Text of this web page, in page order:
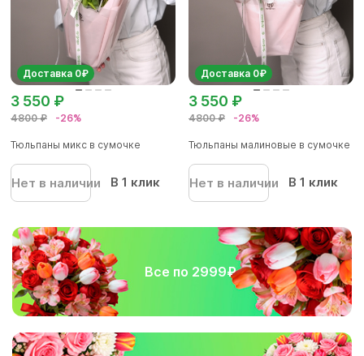
Доставка 0₽
4800 ₽ -26%
3 550 ₽
Тюльпаны микс в сумочке
Нет в наличии В 1 клик
Доставка 0₽
4800 ₽ -26%
3 550 ₽
Тюльпаны малиновые в сумочке
Нет в наличии В 1 клик
Все по 2999₽